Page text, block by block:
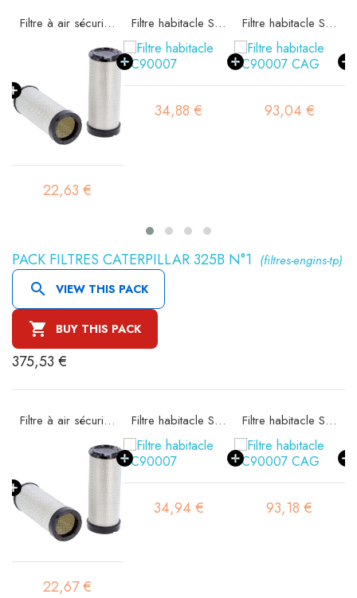
Filtre à air sécurité SA16194
22,63 €
Filtre habitacle SC90007
34,88 €
Filtre habitacle SC90007 CAG
93,04 €
PACK FILTRES CATERPILLAR 325B N°1 (filtres-engins-tp)
 VIEW THIS PACK
 BUY THIS PACK
375,53 €
Filtre à air sécurité SA16194
22,67 €
Filtre habitacle SC90007
34,94 €
Filtre habitacle SC90007 CAG
93,18 €